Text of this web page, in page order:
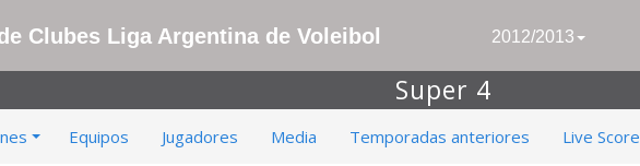
Clubes Liga Argentina de Voleibol 2012/2013
Super 4
Equipos Jugadores Media Temporadas anteriores Live Score